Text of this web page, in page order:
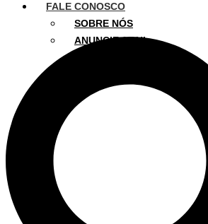
FALE CONOSCO
SOBRE NÓS
ANUNCIE AQUI